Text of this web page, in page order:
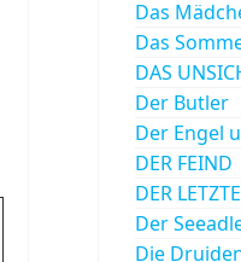
Das
Das
DAS
Der Butler
Der Engel
DER FEIND
DER
Der
Die